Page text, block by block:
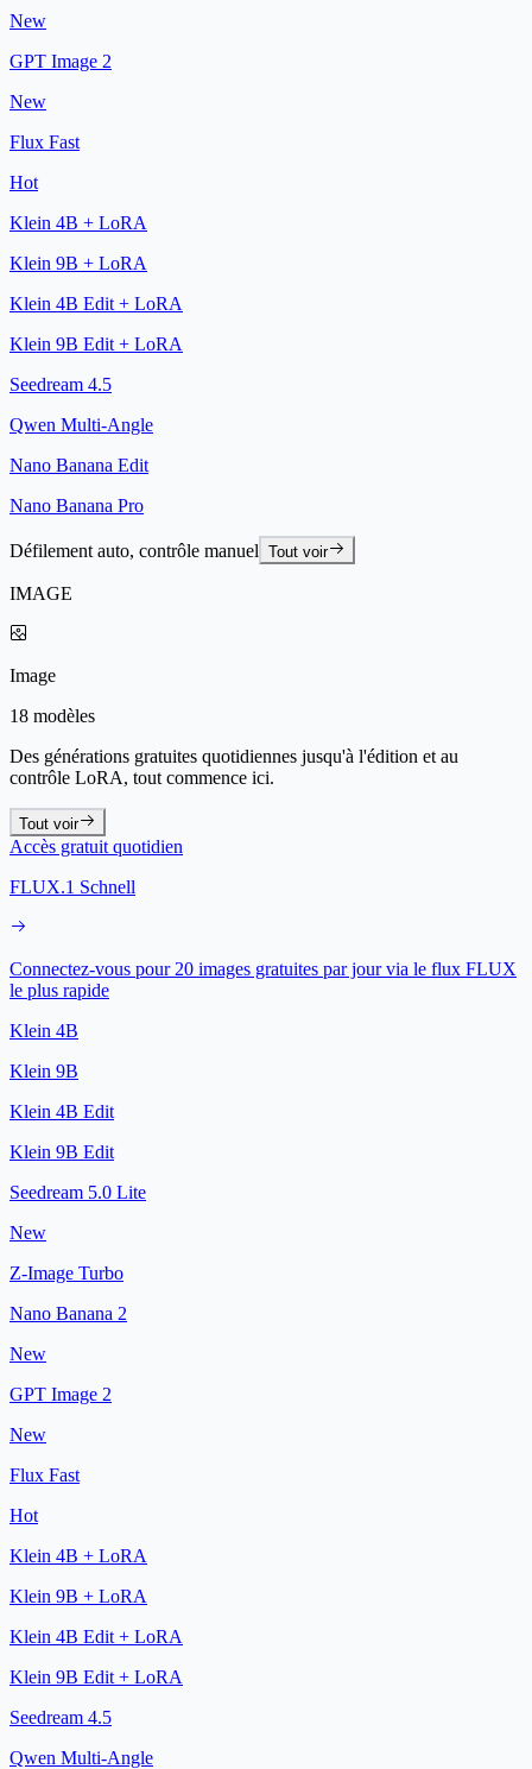
New
GPT Image 2
New
Flux Fast
Hot
Klein 4B + LoRA
Klein 9B + LoRA
Klein 4B Edit + LoRA
Klein 9B Edit + LoRA
Seedream 4.5
Qwen Multi-Angle
Nano Banana Edit
Nano Banana Pro
Défilement auto, contrôle manuel Tout voir
IMAGE
Image
18 modèles
Des générations gratuites quotidiennes jusqu'à l'édition et au
contrôle LoRA, tout commence ici.
Tout voir
Accès gratuit quotidien
FLUX.1 Schnell
Connectez-vous pour 20 images gratuites par jour via le flux FLUX
le plus rapide
Klein 4B
Klein 9B
Klein 4B Edit
Klein 9B Edit
Seedream 5.0 Lite
New
Z-Image Turbo
Nano Banana 2
New
GPT Image 2
New
Flux Fast
Hot
Klein 4B + LoRA
Klein 9B + LoRA
Klein 4B Edit + LoRA
Klein 9B Edit + LoRA
Seedream 4.5
Qwen Multi-Angle